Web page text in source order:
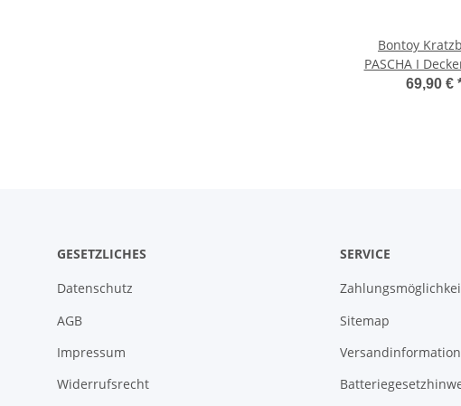
Bontoy
PASCHA I
240 - 260 cm I
69,90 €
GESETZLICHES
Datenschutz
AGB
Impressum
Widerrufsrecht
SERVICE
Sitemap